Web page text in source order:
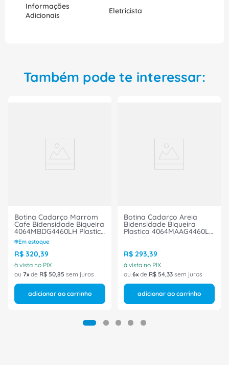
Informações
Adicionais
Eletricista
Também pode te interessar:
Botina Cadarço Marrom
Cafe Bidensidade Biqueira
4064MBDG4460LH Plastica
Tamanho 41 CA 40872
Bracol
Em estoque
R$ 320,39
à vista no PIX
ou 7 de R$ 50,85 sem juros
adicionar ao carrinho
Botina Cadarço Areia
Bidensidade Biqueira
Plastica 4064MAAG4460LH
R$ 293,39
à vista no PIX
ou 6 de R$ 54,33 sem juros
adicionar ao carrinho